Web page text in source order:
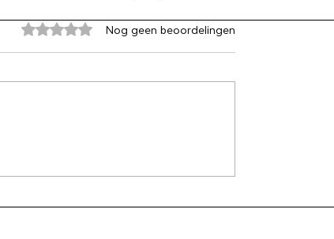
bestaan verliezen ze hun
Beoordeeld met 0 uit 5 sterren.
Nog geen beoordelingen